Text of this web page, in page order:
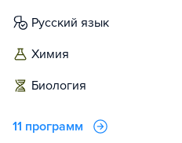
русский язык
химия
биология
11 программ